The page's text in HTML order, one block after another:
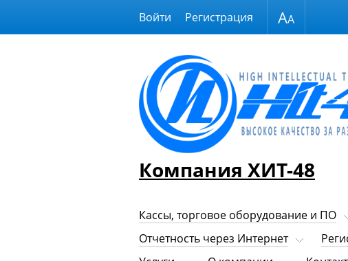
Размер шрифта
Компания ХИТ-48
Войти Регистрация
Кассы, торговое оборудование и ПО
Отчетность через Интернет